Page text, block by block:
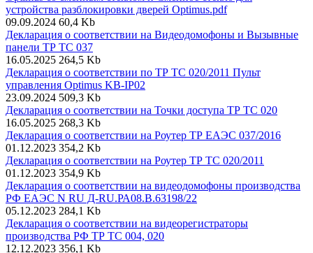
устройства разблокировки дверей Optimus.pdf
09.09.2024 60,4 Kb
Декларация о соответствии на Видеодомофоны и Вызывные
панели ТР ТС 037
16.05.2025 264,5 Kb
Декларация о соответствии по ТР ТС 020/2011 Пульт
управления Optimus KB-IP02
23.09.2024 509,3 Kb
Декларация о соответствии на Точки доступа ТР ТС 020
16.05.2025 268,3 Kb
Декларация о соответствии на Роутер ТР ЕАЭС 037/2016
01.12.2023 354,2 Kb
Декларация о соответствии на Роутер ТР ТС 020/2011
01.12.2023 354,9 Kb
Декларация о соответствии на видеодомофоны производства
РФ ЕАЭС N RU Д-RU.РА08.В.63198/22
05.12.2023 284,1 Kb
Декларация о соответствии на видеорегистраторы
производства РФ ТР ТС 004, 020
12.12.2023 356,1 Kb